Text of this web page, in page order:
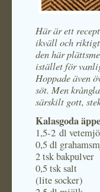
Här är ett
ikväll och
den här
istället för
Hoppade även
söt. Men
särskilt gott,
Kalasgoda
1,5-2 dl
0,5 dl
2 tsk bakpulver
0,5 tsk salt
(lite socker)